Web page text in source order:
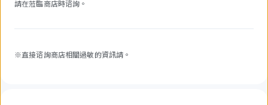
請在蒞臨商店時谘詢。
※直接谘詢商店相關過敏的資訊請。